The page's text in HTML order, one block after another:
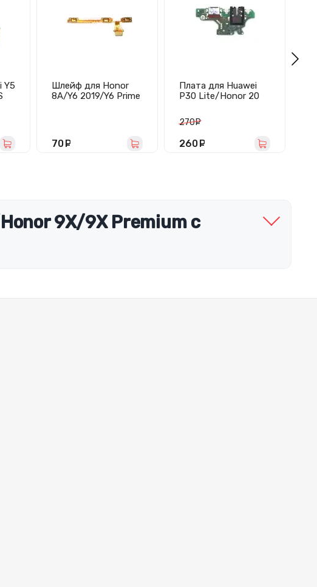
Y5
Шлейф для Honor
8A/Y6 2019/Y6 Prime
70
Плата для Huawei
P30 Lite/Honor 20
зарядки/гарнитуры
- Премиум
270
260
9X/9X Premium с